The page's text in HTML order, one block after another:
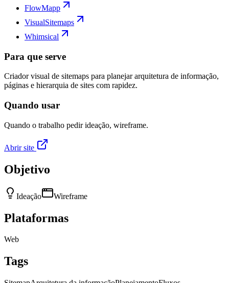
FlowMapp
VisualSitemaps
Whimsical
Para que serve
Criador visual de sitemaps para planejar arquitetura de informação,
páginas e hierarquia de sites com rapidez.
Quando usar
Quando o trabalho pedir ideação, wireframe.
Abrir site
Objetivo
Ideação Wireframe
Plataformas
Web
Tags